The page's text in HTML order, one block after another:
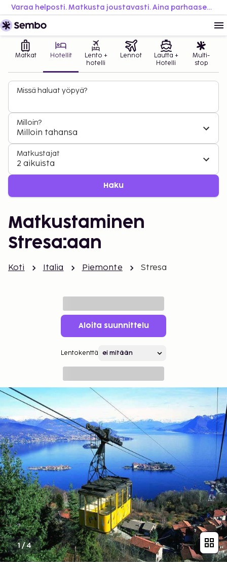
Varaa helposti. Matkusta joustavasti. Aina parhaaseen hintaan.
Matkat Hotellit
Lento +
hotelli
Lennot
Lautta +
Hotelli
Multi-
stop
Missä haluat yöpyä?
Milloin?
Milloin tahansa
Matkustajat
2 aikuista
Haku
Matkustaminen
Stresa:aan
Koti Italia Piemonte Stresa
Aloita suunnittelu
Lentokenttä
1/4